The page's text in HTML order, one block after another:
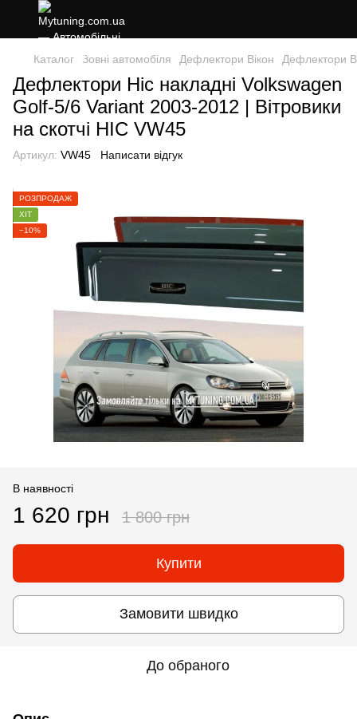
Каталог Зовні автомобіля Дефлектори Вікон Дефлектори
Дефлектори Hic накладні Volkswagen
Golf-5/6 Variant 2003-2012 | Вітровики
на скотчі HIC VW45
Артикул: VW45 Написати відгук
РОЗПРОДАЖ
ХІТ
−10%
В наявності
1 620 грн 1 800 грн
Купити
Замовити швидко
До обраного